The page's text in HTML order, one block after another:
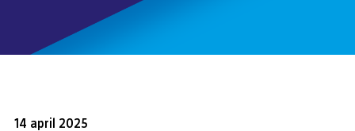
14 april 2025